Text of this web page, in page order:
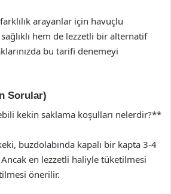
arayanlar için havuçlu
hem de lezzetli bir alternatif
bu tarifi denemeyi
Sorular)
kekin saklama koşulları nelerdir?**
buzdolabında kapalı bir kapta 3-4
en lezzetli haliyle tüketilmesi
önerilir.